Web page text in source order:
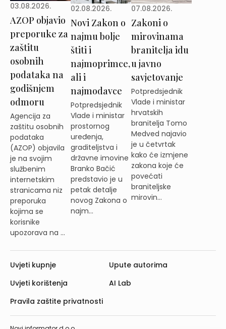
03.08.2026.
AZOP objavio
preporuke za
zaštitu
osobnih
podataka na
godišnjem
odmoru
Agencija za
zaštitu osobnih
podataka
(AZOP) objavila
je na svojim
službenim
internetskim
stranicama niz
preporuka
kojima se
korisnike
upozorava na ...
02.08.2026.
Novi Zakon o
najmu bolje
štiti i
najmoprimce,
ali i
najmodavce
Potpredsjednik
Vlade i ministar
prostornog
uređenja,
graditeljstva i
državne imovine
Branko Bačić
predstavio je u
petak detalje
novog Zakona o
najm...
07.08.2026.
Zakoni o
mirovinama
branitelja idu
u javno
savjetovanje
Potpredsjednik
Vlade i ministar
hrvatskih
branitelja Tomo
Medved najavio
je u četvrtak
kako će izmjene
zakona koje će
povećati
braniteljske
mirovin...
Uvjeti kupnje
Uvjeti korištenja
Pravila zaštite privatnosti
Upute autorima
AI Lab